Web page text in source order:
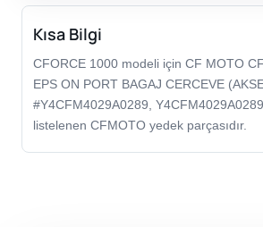
Kısa Bilgi
CFORCE 1000 modeli için CF MOTO
EPS ON PORT BAGAJ CERCEVE
#Y4CFM4029A0289,
listelenen CFMOTO yedek parçasıdır.